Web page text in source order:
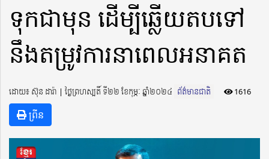
ទុកជាមុន ដើម្បីឆ្លើយតបទៅ
នឹងតម្រូវការនាពេលអនាគត
ដោយ៖ ស៊ុន ដារ៉ា ​​ | ថ្ងៃព្រហស្បតិ៍ ទី២២ ខែកុម្ភៈ ឆ្នាំ២០២៤ ព័ត៌មានជាតិ 1616
ព្រីន